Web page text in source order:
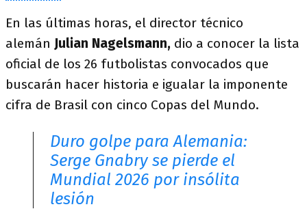
En las últimas horas, el director técnico
alemán Julian Nagelsmann, dio a conocer la lista
oficial de los 26 futbolistas convocados que
buscarán hacer historia e igualar la imponente
cifra de Brasil con cinco Copas del Mundo.
Duro golpe para Alemania:
Serge Gnabry se pierde el
Mundial 2026 por insólita
lesión